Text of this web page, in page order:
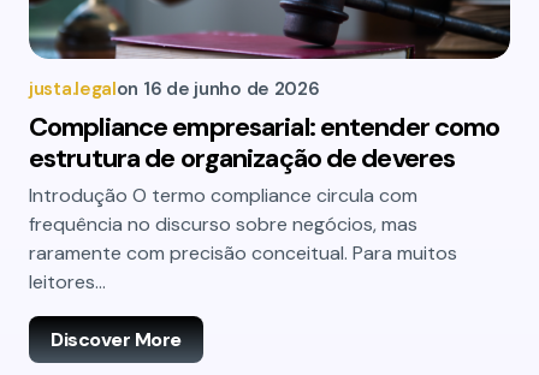
justa.legalon 16 de junho de 2026
Compliance empresarial: entender como
estrutura de organização de deveres
Introdução O termo compliance circula com
frequência no discurso sobre negócios, mas
raramente com precisão conceitual. Para muitos
leitores…
Discover More